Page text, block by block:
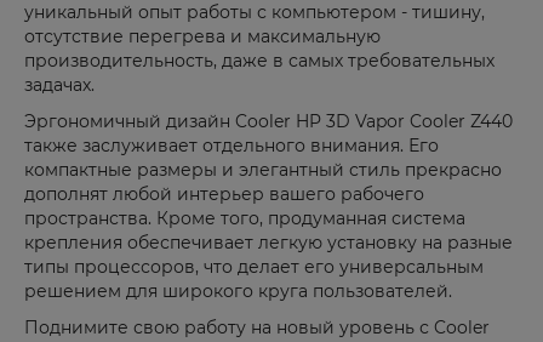
уникальный опыт работы с компьютером - тишину,
отсутствие перегрева и максимальную
производительность, даже в самых требовательных
задачах.
Эргономичный дизайн Cooler HP 3D Vapor Cooler Z440
также заслуживает отдельного внимания. Его
компактные размеры и элегантный стиль прекрасно
дополнят любой интерьер вашего рабочего
пространства. Кроме того, продуманная система
крепления обеспечивает легкую установку на разные
типы процессоров, что делает его универсальным
решением для широкого круга пользователей.
Поднимите свою работу на новый уровень с Cooler